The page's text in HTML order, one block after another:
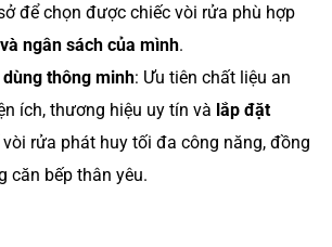
để chọn được chiếc vòi rửa phù hợp
ngân sách của mình.
thông minh: Ưu tiên chất liệu an
ích, thương hiệu uy tín và lắp đặt
rửa phát huy tối đa công năng, đồng
căn bếp thân yêu.